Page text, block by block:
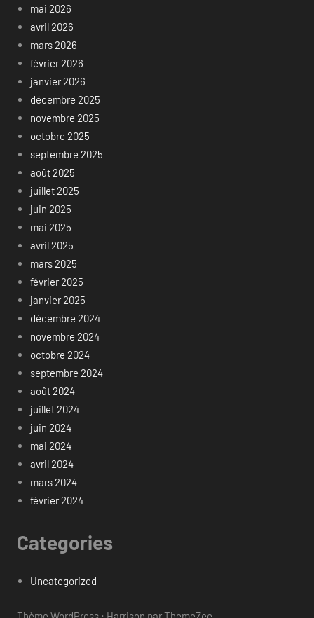
mai 2026
avril 2026
mars 2026
février 2026
janvier 2026
décembre 2025
novembre 2025
octobre 2025
septembre 2025
août 2025
juillet 2025
juin 2025
mai 2025
avril 2025
mars 2025
février 2025
janvier 2025
décembre 2024
novembre 2024
octobre 2024
septembre 2024
août 2024
juillet 2024
juin 2024
mai 2024
avril 2024
mars 2024
février 2024
Categories
Uncategorized